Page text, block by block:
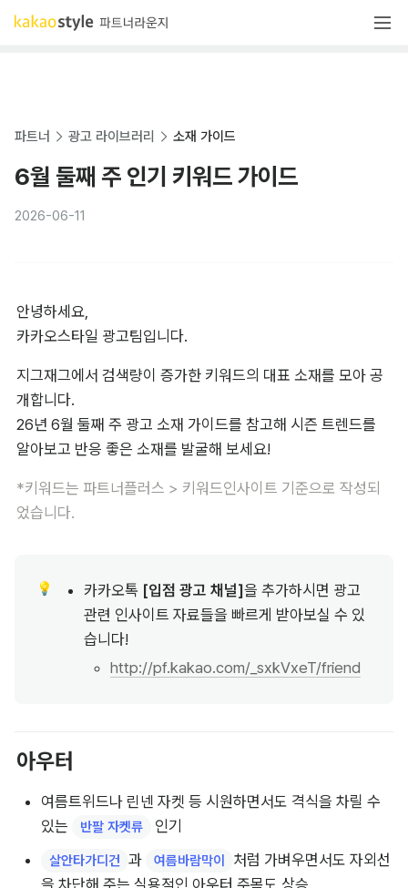
파트너 광고 라이브러리 소재 가이드
6월 둘째 주 인기 키워드 가이드
2026-06-11
안녕하세요,
카카오스타일 광고팀입니다.
지그재그에서 검색량이 증가한 키워드의 대표 소재를 모아 공
개합니다.
26년 6월 둘째 주 광고 소재 가이드를 참고해 시즌 트렌드를
알아보고 반응 좋은 소재를 발굴해 보세요!
*키워드는 파트너플러스 > 키워드인사이트 기준으로 작성되
었습니다.
💡 카카오톡 [입점 광고 채널]을 추가하시면 광고
관련 인사이트 자료들을 빠르게 받아보실 수 있
습니다!
http://pf.kakao.com/_sxkVxeT/friend
아우터
여름트위드나 린넨 자켓 등 시원하면서도 격식을 차릴 수
있는
반팔 자켓류 인기
살안타가디건 과 여름바람막이
처럼 가벼우면서도 자외선
을 차단해 주는 실용적인 아우터 주목도 상승